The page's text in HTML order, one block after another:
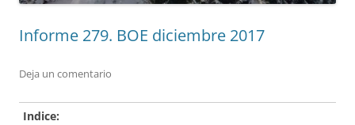
Informe 279. BOE diciembre 2017
Deja un comentario
Indice: